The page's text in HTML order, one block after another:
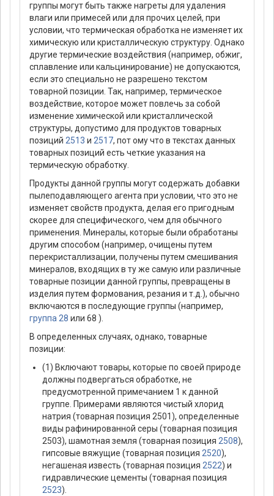
группы могут быть также нагреты для удаления
влаги или примесей или для прочих целей, при
условии, что термическая обработка не изменяет их
химическую или кристаллическую структуру. Однако
другие термические воздействия (например, обжиг,
сплавление или кальцинирование) не допускаются,
если это специально не разрешено текстом
товарной позиции. Так, например, термическое
воздействие, которое может повлечь за собой
изменение химической или кристаллической
структуры, допустимо для продуктов товарных
позиций 2513 и 2517, пот ому что в текстах данных
товарных позиций есть четкие указания на
термическую обработку.
Продукты данной группы могут содержать добавки
пылеподавляющего агента при условии, что это не
изменяет свойств продукта, делая его пригодным
скорее для специфического, чем для обычного
применения. Минералы, которые были обработаны
другим способом (например, очищены путем
перекристаллизации, получены путем смешивания
минералов, входящих в ту же самую или различные
товарные позиции данной группы, превращены в
изделия путем формования, резания и т.д.), обычно
включаются в последующие группы (например,
группа 28 или 68 ).
В определенных случаях, однако, товарные
позиции:
(1) Включают товары, которые по своей природе
должны подвергаться обработке, не
предусмотренной примечанием 1 к данной
группе. Примерами являются чистый хлорид
натрия (товарная позиция 2501), определенные
виды рафинированной серы (товарная позиция
2503), шамотная земля (товарная позиция 2508),
гипсовые вяжущие (товарная позиция 2520),
негашеная известь (товарная позиция 2522) и
гидравлические цементы (товарная позиция
2523).